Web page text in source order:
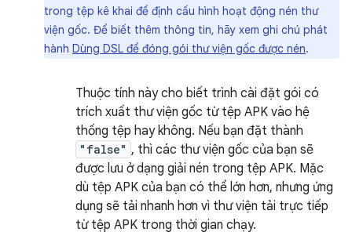
trong tệp kê khai để định cấu hình hoạt động nén thư
viện gốc. Để biết thêm thông tin, hãy xem ghi chú phát
hành Dùng DSL để đóng gói thư viện gốc được nén.
Thuộc tính này cho biết trình cài đặt gói có
trích xuất thư viện gốc từ tệp APK vào hệ
thống tệp hay không. Nếu bạn đặt thành
"false" , thì các thư viện gốc của bạn sẽ
được lưu ở dạng giải nén trong tệp APK. Mặc
dù tệp APK của bạn có thể lớn hơn, nhưng ứng
dụng sẽ tải nhanh hơn vì thư viện tải trực tiếp
từ tệp APK trong thời gian chạy.